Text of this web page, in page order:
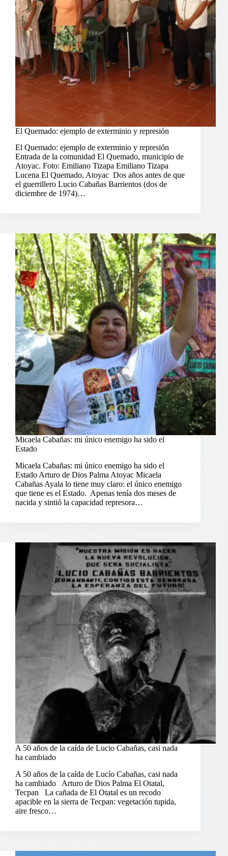
El Quemado: ejemplo de exterminio y represión
El Quemado: ejemplo de exterminio y represión
Entrada de la comunidad El Quemado, municipio de
Atoyac. Foto: Emiliano Tizapa Emiliano Tizapa
Lucena El Quemado, Atoyac Dos años antes de que
el guerrillero Lucio Cabañas Barrientos (dos de
diciembre de 1974)…
Micaela Cabañas: mi único enemigo ha sido el
Estado
Micaela Cabañas: mi único enemigo ha sido el
Estado Arturo de Dios Palma Atoyac Micaela
Cabañas Ayala lo tiene muy claro: el único enemigo
que tiene es el Estado. Apenas tenía dos meses de
nacida y sintió la capacidad represora…
A 50 años de la caída de Lucio Cabañas, casi nada
ha cambiado
A 50 años de la caída de Lucío Cabañas, casi nada
ha cambiado Arturo de Dios Palma El Otatal,
Tecpan La cañada de El Otatal es un recodo
apacible en la sierra de Tecpan: vegetación tupida,
aire fresco…